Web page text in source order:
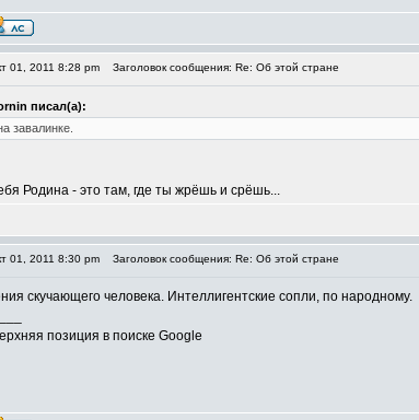
01, 2011 8:28 pm Заголовок сообщения: Re: Об этой стране
писал(а):
завалинке.
Родина - это там, где ты жрёшь и срёшь...
01, 2011 8:30 pm Заголовок сообщения: Re: Об этой стране
скучающего человека. Интеллигентские сопли, по народному.
позиция в поиске Google